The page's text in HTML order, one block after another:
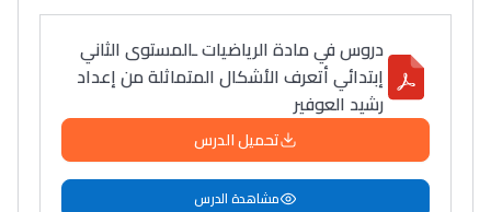
دروس في مادة الرياضيات ـالمستوى الثاني
إبتدائي أتعرف الأشكال المتماثلة من إعداد
رشيد العوفير
تحميل الدرس
مشاهدة الدرس